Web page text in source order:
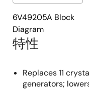
特性
Replaces 11
generators;
6V49205A Block
Diagram